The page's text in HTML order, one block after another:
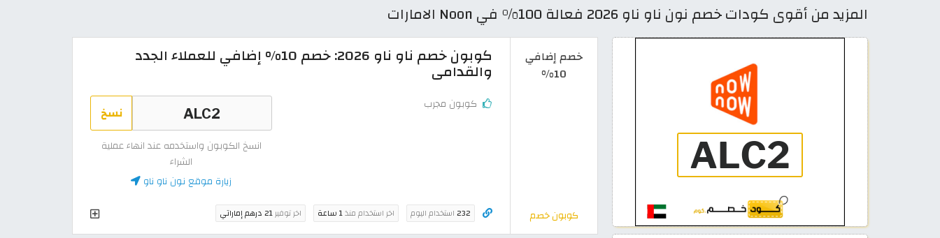
المزيد من أقوى كودات خصم نون ناو ناو 2026 فعالة 100% في Noon الامارات
خصم إضافي
10%
كوبون خصم
كوبون خصم ناو ناو 2026: خصم 10% إضافي للعملاء الجدد
والقدامى
كوبون مجرب نسخ
انسخ الكوبون واستخدمه عند انهاء عملية
الشراء
زيارة موقع نون ناو ناو
232استخدام اليوم اخر استخدام منذ1 ساعة اخر توفير21 درهم إماراتي